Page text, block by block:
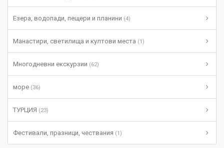
Езера, водопади, пещери и планини (4)
Манастири, светилища и култови места (1)
Многодневни екскурзии (62)
море (36)
ТУРЦИЯ (23)
Фестивали, празници, чествания (1)